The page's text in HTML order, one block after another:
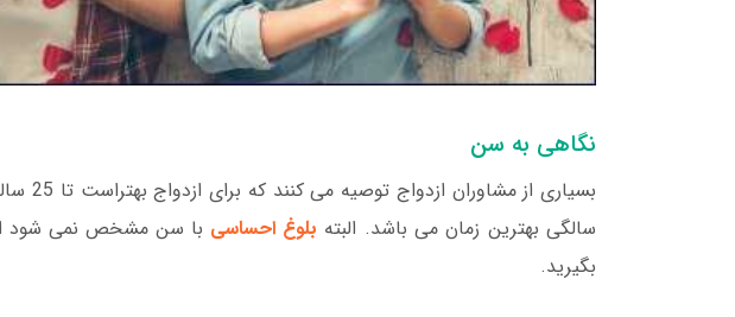
نگاهی به سن
سالگی بهترین زمان می باشد. البته بلوغ احساسی با سن مشخص نمی شود
بگیرید.